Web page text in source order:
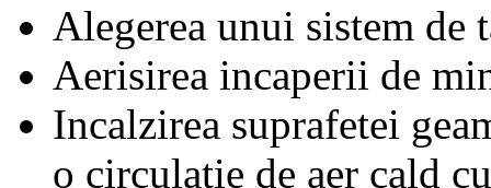
Alegerea unui sistem de
Aerisirea incaperii de
Incalzirea suprafetei
o circulatie de aer cald